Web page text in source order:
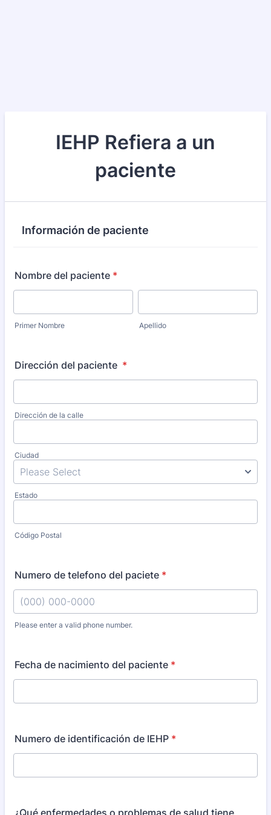
IEHP Refiera a un
paciente
Información de paciente
Nombre del paciente *
Primer Nombre Apellido
Dirección del paciente *
Dirección de la calle
Ciudad
Estado
Código Postal
Numero de telefono del paciete *
Please enter a valid phone number.
Fecha de nacimiento del paciente *
Numero de identificación de IEHP *
¿Qué enfermedades o problemas de salud tiene